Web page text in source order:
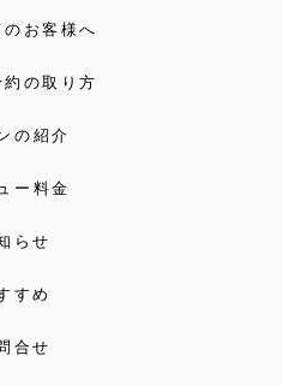
のお客様へ
約の取り方
の紹介
ー料金
らせ
すめ
合せ